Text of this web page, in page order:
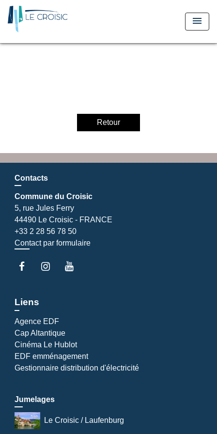
menu
Retour
Contacts
Commune du Croisic
5, rue Jules Ferry
44490 Le Croisic - FRANCE
+33 2 28 56 78 50
Contact par formulaire
Liens
Agence EDF
Cap Altantique
Cinéma Le Hublot
EDF emménagement
Gestionnaire distribution d'électricité
Jumelages
Le Croisic / Laufenburg